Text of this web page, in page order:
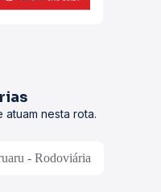
nesta rota.
- Rodoviária